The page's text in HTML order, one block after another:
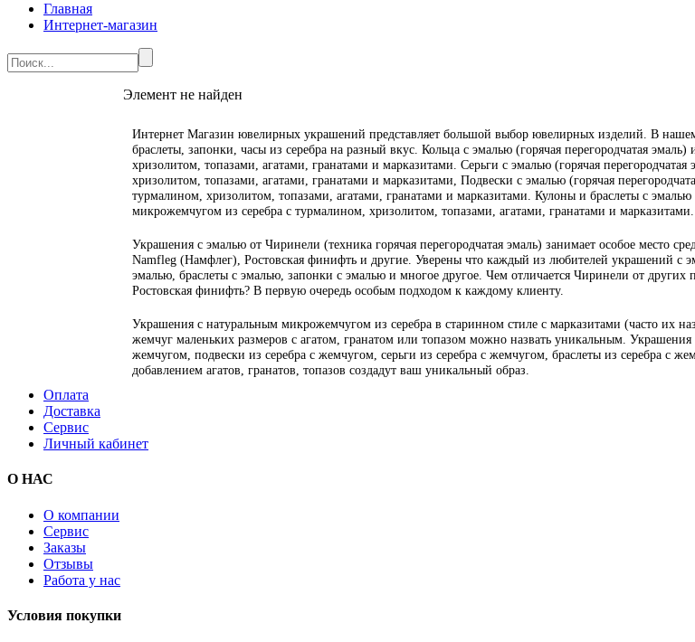
Главная
Интернет-магазин
Элемент не найден
Интернет Магазин ювелирных украшений представляет большой выбор ювелирных изделий. В
браслеты, запонки, часы из серебра на разный вкус. Кольца с эмалью (горячая перегородчатая
хризолитом, топазами, агатами, гранатами и марказитами. Серьги с эмалью (горячая
хризолитом, топазами, агатами, гранатами и марказитами, Подвески с эмалью (горячая
турмалином, хризолитом, топазами, агатами, гранатами и марказитами. Кулоны и браслеты с
микрожемчугом из серебра с турмалином, хризолитом, топазами, агатами, гранатами и марказитами.
Украшения с эмалью от Чиринели (техника горячая перегородчатая эмаль) занимает особое место
Namfleg (Намфлег), Ростовская финифть и другие. Уверены что каждый из любителей украшений с
эмалью, браслеты с эмалью, запонки с эмалью и многое другое. Чем отличается Чиринели от
Ростовская финифть? В первую очередь особым подходом к каждому клиенту.
Украшения с натуральным микрожемчугом из серебра в старинном стиле с марказитами (часто их
жемчуг маленьких размеров с агатом, гранатом или топазом можно назвать уникальным.
жемчугом, подвески из серебра с жемчугом, серьги из серебра с жемчугом, браслеты из серебра с
добавлением агатов, гранатов, топазов создадут ваш уникальный образ.
Оплата
Доставка
Сервис
Личный кабинет
О НАС
О компании
Сервис
Заказы
Отзывы
Работа у нас
Условия покупки